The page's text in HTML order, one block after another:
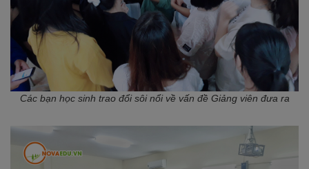
Các bạn học sinh trao đổi sôi nổi về vấn đề Giảng viên đưa ra